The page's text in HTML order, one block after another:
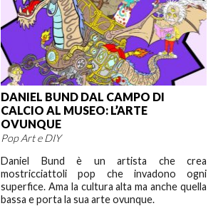
DANIEL BUND DAL CAMPO DI
CALCIO AL MUSEO: L’ARTE
OVUNQUE
Pop Art e DIY
Daniel Bund è un artista che crea
mostricciattoli pop che invadono ogni
superfice. Ama la cultura alta ma anche quella
bassa e porta la sua arte ovunque.